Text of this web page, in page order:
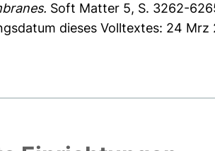
Soft Matter 5, S. 3262-
dieses Volltextes: 24 Mrz